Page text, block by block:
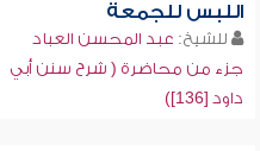
اللبس للجمعة
للشيخ: عبد المحسن العباد
جزء من محاضرة ( شرح سنن أبي
داود [136])